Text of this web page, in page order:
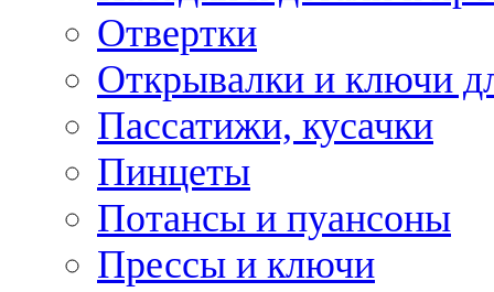
Отвертки
Открывалки и ключи
Пассатижи, кусачки
Пинцеты
Потансы и пуансоны
Прессы и ключи